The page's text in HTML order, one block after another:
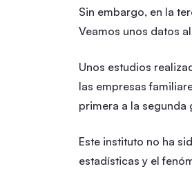
Sin embargo, en la
Veamos unos datos
Unos estudios
las empresas
primera a la segunda
Este instituto no ha
estadísticas y el